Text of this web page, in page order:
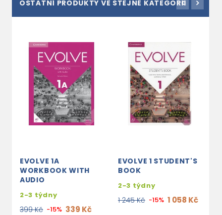
OSTATNÍ PRODUKTY VE STEJNÉ KATEGORII
EVOLVE 1A
WORKBOOK WITH
AUDIO
2-3 týdny
399 Kč -15% 339 Kč
EVOLVE 1 STUDENT'S
BOOK
2-3 týdny
1 245 Kč -15% 1 058 Kč